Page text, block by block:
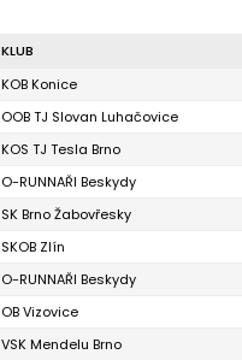
KLUB
KOB Konice
OOB TJ Slovan Luhačovice
KOS TJ Tesla Brno
O-RUNNAŘI Beskydy
SK Brno Žabovřesky
SKOB Zlín
O-RUNNAŘI Beskydy
OB Vizovice
VSK Mendelu Brno